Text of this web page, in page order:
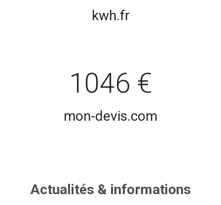
kwh.fr
1046 €
mon-devis.com
Actualités & informations